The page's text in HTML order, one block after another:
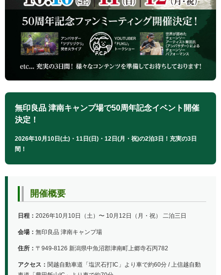
無印良品 津南キャンプ場で50周年記念イベント開催
決定！
2026年10月10日(土)・11日(日)・12日(月・祝)の2泊3日！充実の3日
間！
開催概要
日程： 2026年10月10日（土）〜 10月12日（月・祝） 二泊三日
会場： 無印良品 津南キャンプ場
住所： 〒949-8126 新潟県中魚沼郡津南町上郷寺石丙782
アクセス： 関越自動車道「塩沢石打IC」より車で約60分 / 上信越自動